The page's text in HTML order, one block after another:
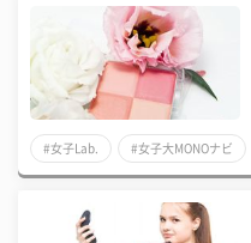
#女子Lab. #女子大MONOナビ